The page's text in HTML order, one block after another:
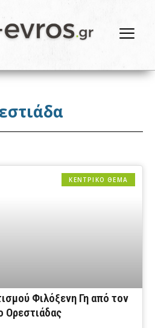
ΚΕΝΤΡΙΚΟ ΘΕΜΑ
Φιλόξενη Γη από τον
Ορεστιάδας